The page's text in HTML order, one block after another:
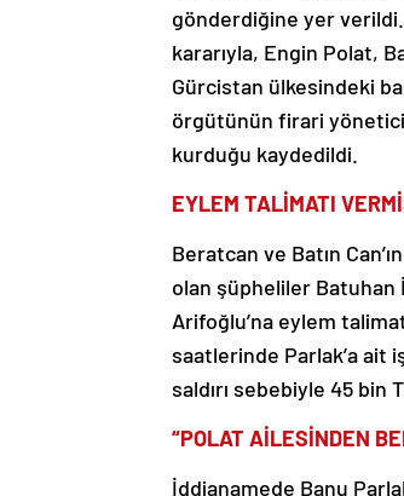
gönderdiğine yer verildi.
kararıyla, Engin Polat,
Gürcistan ülkesindeki
örgütünün firari
kurduğu kaydedildi.
EYLEM TALİMATI
Beratcan ve Batın
olan şüpheliler Batuhan
Arifoğlu’na eylem
saatlerinde Parlak’a ait
saldırı sebebiyle 45 bin
“POLAT AİLESİNDEN
İddianamede Banu